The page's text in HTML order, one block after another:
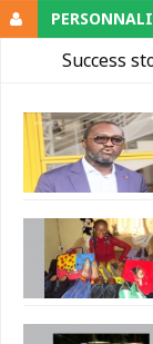
Success